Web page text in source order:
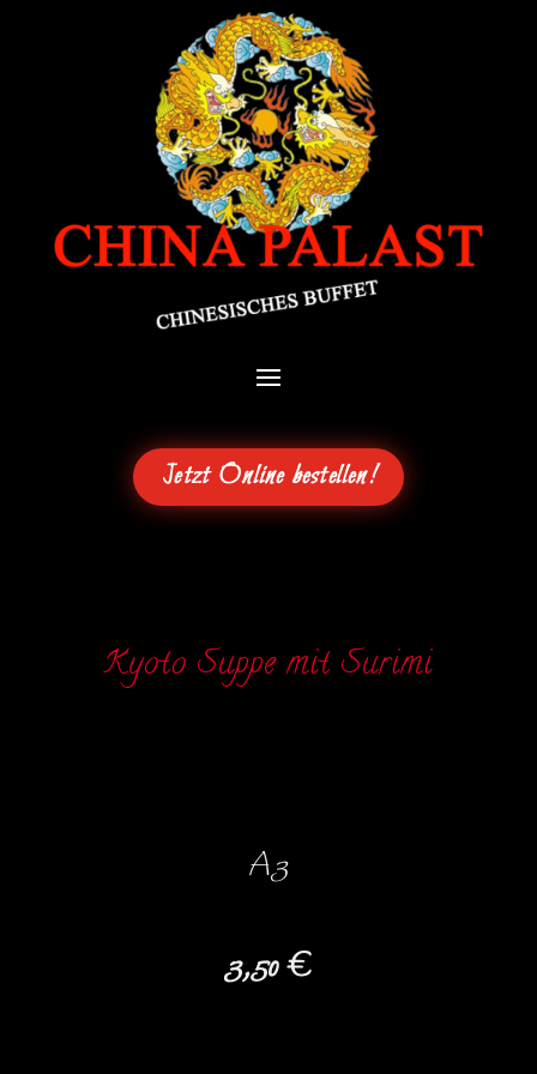
Jetzt Online bestellen!
Kyoto Suppe mit Surimi
A3
3,50 €